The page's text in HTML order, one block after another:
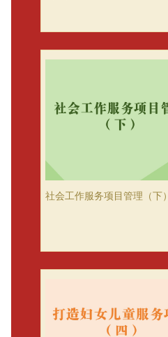
社会工作服务项目管理（下）